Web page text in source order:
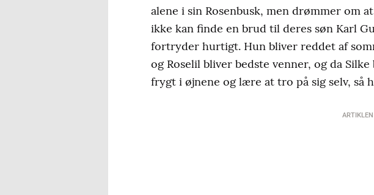
alene i sin Rosenbusk, men drømmer om
ikke kan finde en brud til deres søn Karl
fortryder hurtigt. Hun bliver reddet af
og Roselil bliver bedste venner, og da
frygt i øjnene og lære at tro på sig selv, så